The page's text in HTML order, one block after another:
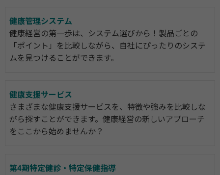
健康管理システム
健康経営の第一歩は、システム選びから！製品ごとの
「ポイント」を比較しながら、自社にぴったりのシステ
ムを見つけることができます。
健康支援サービス
さまざまな健康支援サービスを、特徴や強みを比較しな
がら探すことができます。健康経営の新しいアプローチ
をここから始めませんか？
第4期特定健診・特定保健指導